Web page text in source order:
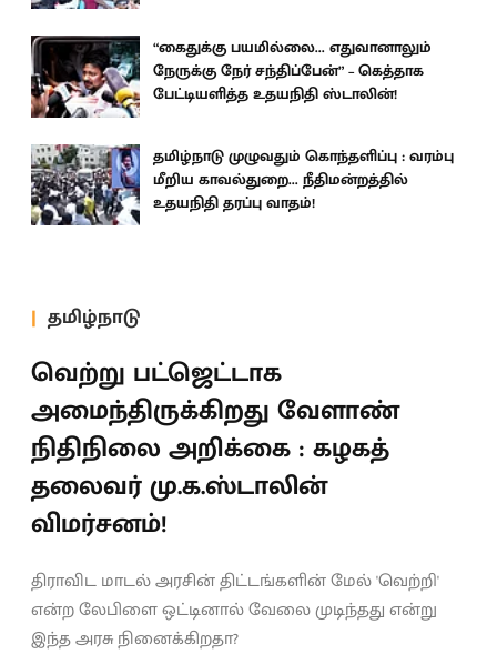
“கைதுக்கு பயமில்லை... எதுவானாலும்
நேருக்கு நேர் சந்திப்பேன்” – கெத்தாக
பேட்டியளித்த உதயநிதி ஸ்டாலின்!
தமிழ்நாடு முழுவதும் கொந்தளிப்பு : வரம்பு
மீறிய காவல்துறை... நீதிமன்றத்தில்
உதயநிதி தரப்பு வாதம்!
தமிழ்நாடு
வெற்று பட்ஜெட்டாக
அமைந்திருக்கிறது வேளாண்
நிதிநிலை அறிக்கை : கழகத்
தலைவர் மு.க.ஸ்டாலின்
விமர்சனம்!
திராவிட மாடல் அரசின் திட்டங்களின் மேல் 'வெற்றி'
என்ற லேபிளை ஒட்டினால் வேலை முடிந்தது என்று
இந்த அரசு நினைக்கிறதா?